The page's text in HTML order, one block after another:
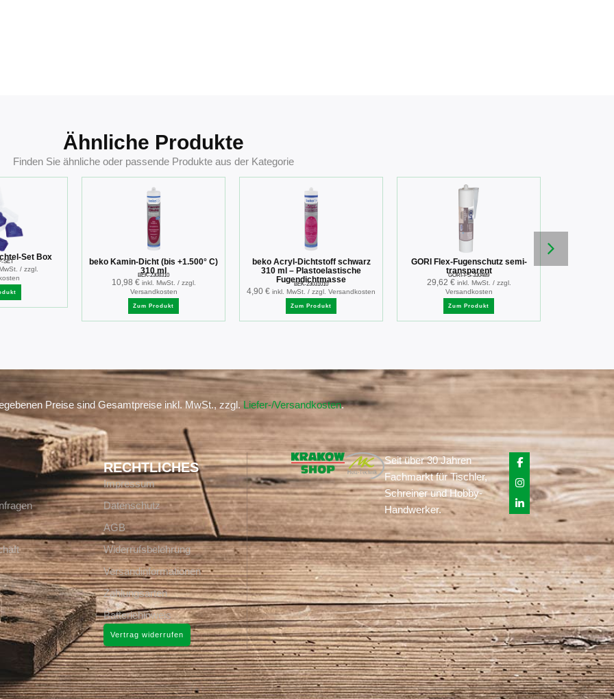
Ähnliche Produkte
Finden Sie ähnliche oder passende Produkte aus der Kategorie
Set Box
SET
/ zzgl.
beko Kamin-Dicht (bis +1.500° C)
310 ml
BEK-2308310
10,98 € inkl. MwSt. / zzgl.
Versandkosten
Zum Produkt
beko Acryl-Dichtstoff schwarz
310 ml – Plastoelastische
Fugendichtmasse
BEK-23031010
4,90 € inkl. MwSt. / zzgl. Versandkosten
Zum Produkt
GORI Flex-Fugenschutz semi-
transparent
GORI-FS-330489
29,62 € inkl. MwSt. / zzgl.
Versandkosten
Zum Produkt
3,07
Preise sind Gesamtpreise inkl. MwSt., zzgl. Liefer-/Versandkosten.
RECHTLICHES
Impressum
Datenschutz
AGB
Widerrufsbelehrung
Versandinformationen
Zahlungsarten
Batteriehinweis
Vertrag widerrufen
Seit über 30 Jahren
Fachmarkt für Tischler,
Schreiner und Hobby-
Handwerker.